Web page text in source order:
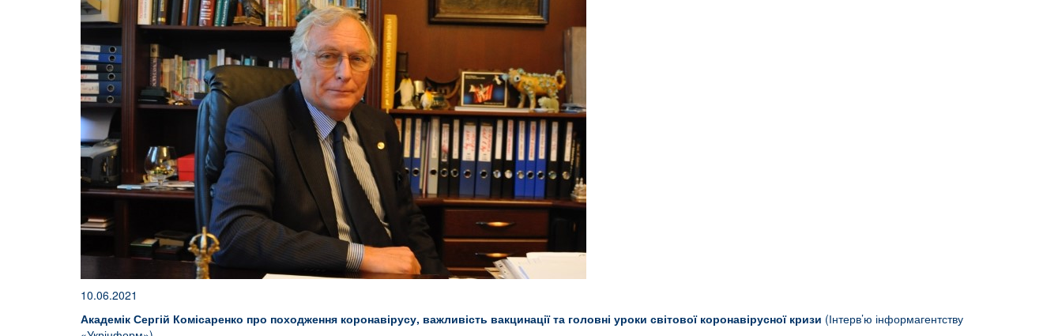
10.06.2021
Академік Сергій Комісаренко про походження коронавірусу, важливість вакцинації та головні уроки світової коронавірусної кризи (Інтерв’ю інформагентству